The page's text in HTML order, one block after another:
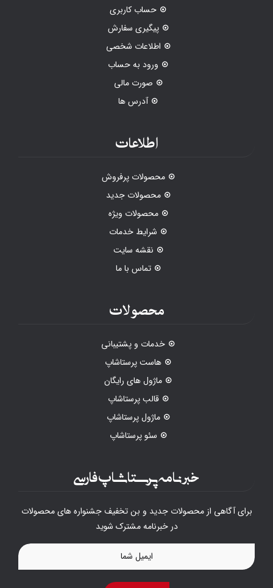
حساب کاربری
پیگیری سفارش
اطلاعات شخصی
ورود به حساب
صورت مالی
آدرس ها
اطلاعات
محصولات پرفروش
محصولات جدید
محصولات ویژه
شرایط خدمات
نقشه سایت
تماس با ما
محصولات
خدمات و پشتیبانی
هاست پرستاشاپ
ماژول های رایگان
قالب پرستاشاپ
ماژول پرستاشاپ
سئو پرستاشاپ
خبرنامه پرستاشاپ فارسی
برای آگاهی از محصولات جدید و بن تخفیف جشنواره های محصولات
در خبرنامه مشترک شوید